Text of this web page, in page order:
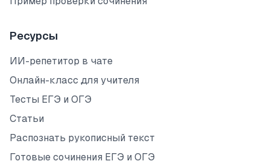
Ресурсы
ИИ-репетитор в чате
Онлайн-класс для учителя
Тесты ЕГЭ и ОГЭ
Статьи
Распознать рукописный текст
Готовые сочинения ЕГЭ и ОГЭ